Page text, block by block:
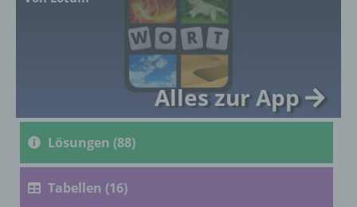
Alles zur App
Lösungen (88)
Tabellen (16)
genetischen, psychischen, wirtschaftlichen,
kulturellen oder sozialen Identität dieser
natürlichen Person sind, identifiziert werden
Betroffene Person ist jede identifizierte oder
identifizierbare natürliche Person, deren
personenbezogene Daten von dem für die
Verarbeitung Verantwortlichen verarbeitet